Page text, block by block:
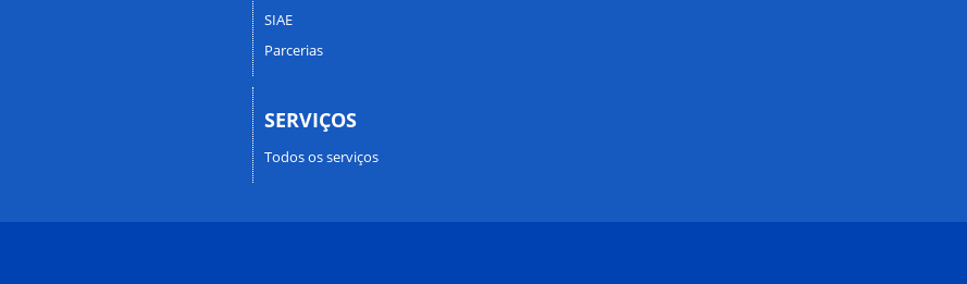
SIAE
Parcerias
SERVIÇOS
Todos os serviços